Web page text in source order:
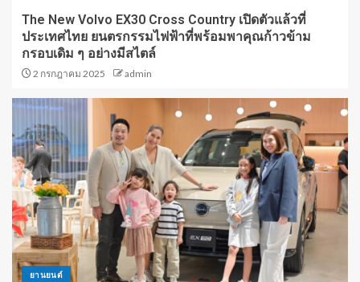
The New Volvo EX30 Cross Country เปิดตัวแล้วที่
ประเทศไทย ยนตรกรรมไฟฟ้าที่พร้อมพาคุณก้าวข้าม
กรอบเดิม ๆ อย่างมีสไตล์
2 กรกฎาคม 2025 admin
ยานยนต์